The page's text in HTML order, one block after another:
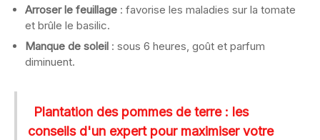
Arroser le feuillage : favorise les maladies sur la tomate
et brûle le basilic.
Manque de soleil : sous 6 heures, goût et parfum
diminuent.
Plantation des pommes de terre : les
conseils d'un expert pour maximiser votre